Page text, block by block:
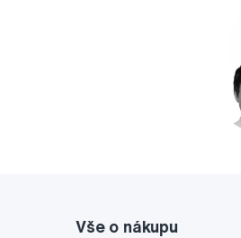
Vše o nákupu